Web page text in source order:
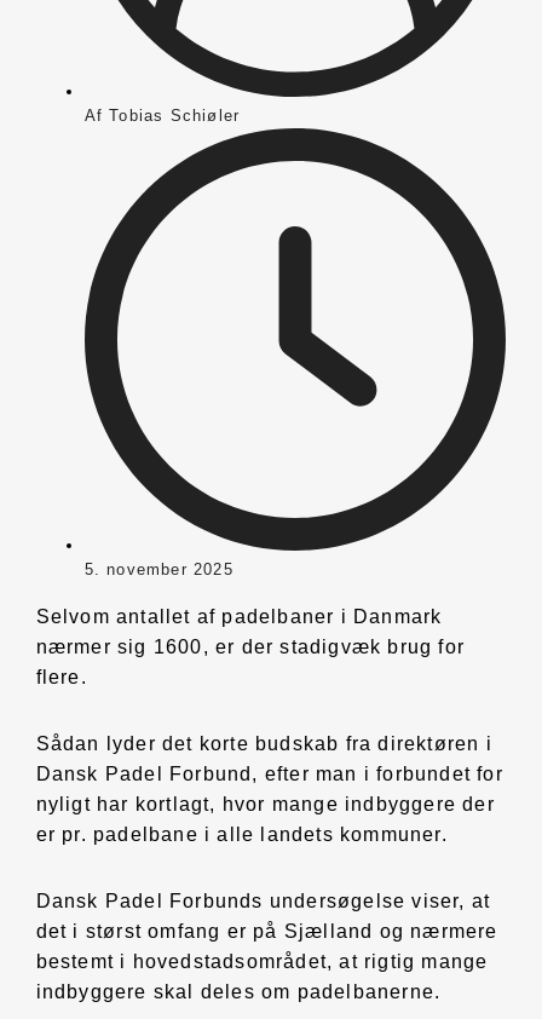
Af Tobias Schiøler
5. november 2025
Selvom antallet af padelbaner i Danmark
nærmer sig 1600, er der stadigvæk brug for
flere.
Sådan lyder det korte budskab fra direktøren i
Dansk Padel Forbund, efter man i forbundet for
nyligt har kortlagt, hvor mange indbyggere der
er pr. padelbane i alle landets kommuner.
Dansk Padel Forbunds undersøgelse viser, at
det i størst omfang er på Sjælland og nærmere
bestemt i hovedstadsområdet, at rigtig mange
indbyggere skal deles om padelbanerne.